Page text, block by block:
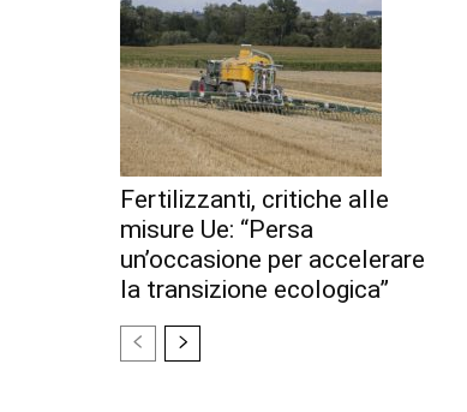
Fertilizzanti, critiche alle
misure Ue: “Persa
un’occasione per accelerare
la transizione ecologica”